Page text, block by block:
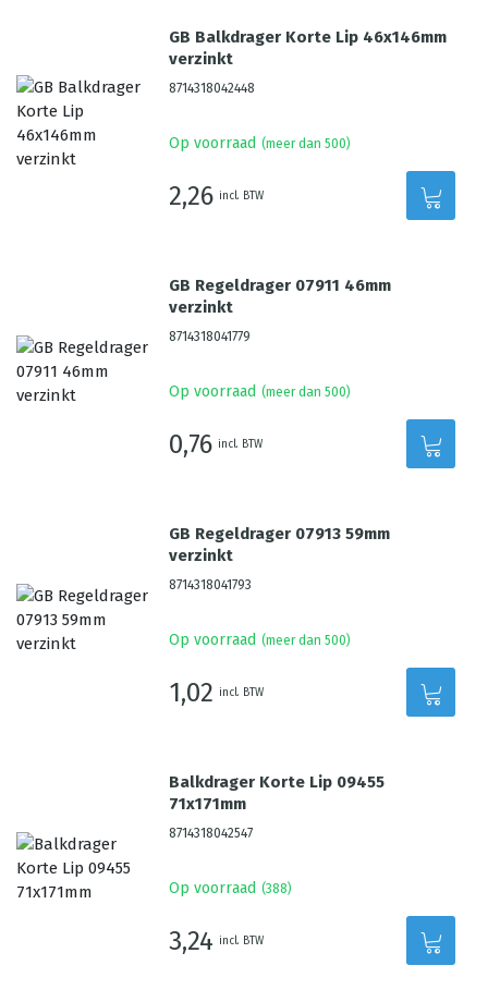
GB Balkdrager Korte Lip 46x146mm
verzinkt
8714318042448
Op voorraad (meer dan 500)
2,26 incl. BTW
GB Regeldrager 07911 46mm
verzinkt
8714318041779
Op voorraad (meer dan 500)
0,76 incl. BTW
GB Regeldrager 07913 59mm
verzinkt
8714318041793
Op voorraad (meer dan 500)
1,02 incl. BTW
Balkdrager Korte Lip 09455
71x171mm
8714318042547
Op voorraad (388)
3,24 incl. BTW